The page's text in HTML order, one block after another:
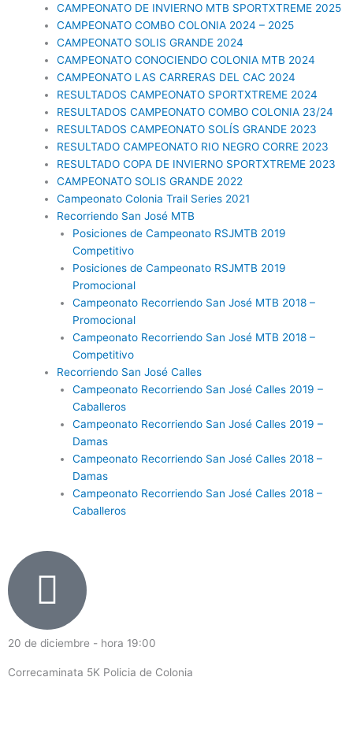
CAMPEONATO DE INVIERNO MTB SPORTXTREME 2025
CAMPEONATO COMBO COLONIA 2024 – 2025
CAMPEONATO SOLIS GRANDE 2024
CAMPEONATO CONOCIENDO COLONIA MTB 2024
CAMPEONATO LAS CARRERAS DEL CAC 2024
RESULTADOS CAMPEONATO SPORTXTREME 2024
RESULTADOS CAMPEONATO COMBO COLONIA 23/24
RESULTADOS CAMPEONATO SOLÍS GRANDE 2023
RESULTADO CAMPEONATO RIO NEGRO CORRE 2023
RESULTADO COPA DE INVIERNO SPORTXTREME 2023
CAMPEONATO SOLIS GRANDE 2022
Campeonato Colonia Trail Series 2021
Recorriendo San José MTB
Posiciones de Campeonato RSJMTB 2019
Competitivo
Posiciones de Campeonato RSJMTB 2019
Promocional
Campeonato Recorriendo San José MTB 2018 –
Promocional
Campeonato Recorriendo San José MTB 2018 –
Competitivo
Recorriendo San José Calles
Campeonato Recorriendo San José Calles 2019 –
Caballeros
Campeonato Recorriendo San José Calles 2019 –
Damas
Campeonato Recorriendo San José Calles 2018 –
Damas
Campeonato Recorriendo San José Calles 2018 –
Caballeros
20 de diciembre - hora 19:00
Correcaminata 5K Policia de Colonia